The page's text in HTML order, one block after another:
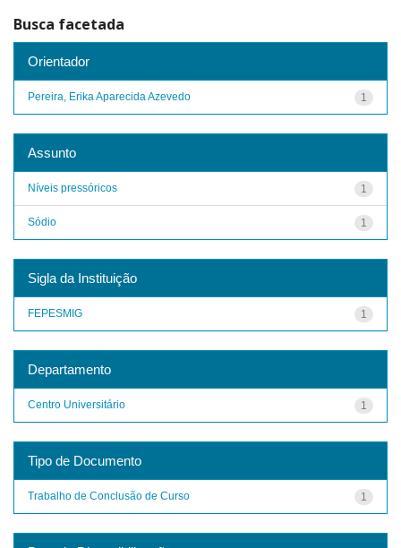
Busca facetada
Orientador
1
Pereira, Erika Aparecida Azevedo
Assunto
1
Níveis pressóricos
1
Sódio
Sigla da Instituição
1
FEPESMIG
Departamento
1
Centro Universitário
Tipo de Documento
1
Trabalho de Conclusão de Curso